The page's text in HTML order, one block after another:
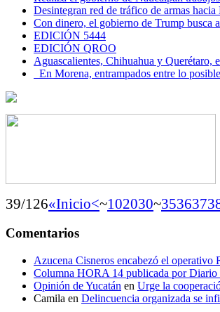
Desintegran red de tráfico de armas
Con dinero, el gobierno de Trump busca
EDICIÓN 5444
EDICIÓN QROO
Aguascalientes, Chihuahua y Querétaro,
En Morena, entrampados entre lo
39/126«Inicio<~102030~353637
Comentarios
Azucena Cisneros encabezó el
Columna HORA 14 publicada por
Opinión de Yucatán en Urge la
Camila en Delincuencia organizada se